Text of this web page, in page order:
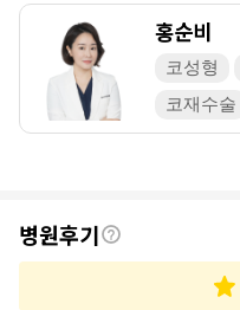
홍순비
코성형
코재수술
후
기
병원후기